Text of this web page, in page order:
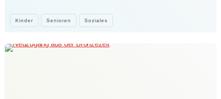
Kinder Senioren Soziales